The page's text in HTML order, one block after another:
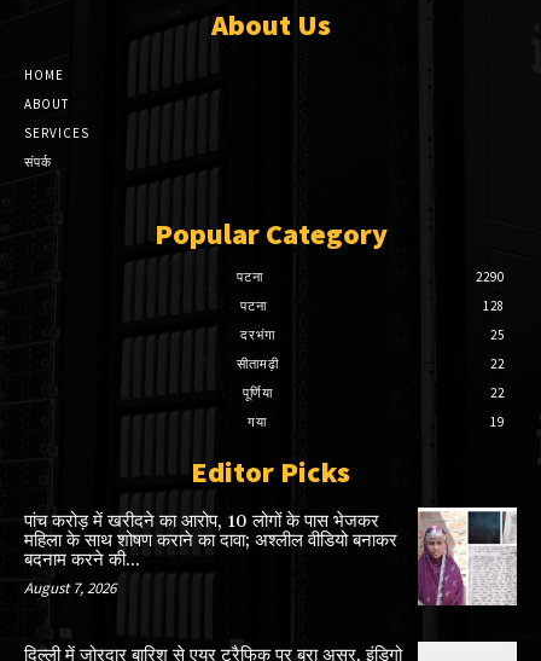
About Us
HOME
ABOUT
SERVICES
संपर्क
Popular Category
पटना
2290
पटना
128
दरभंगा
25
सीतामढ़ी
22
पूर्णिया
22
गया
19
Editor Picks
पांच करोड़ में खरीदने का आरोप, 10 लोगों के पास भेजकर
महिला के साथ शोषण कराने का दावा; अश्लील वीडियो बनाकर
बदनाम करने की...
August 7, 2026
दिल्ली में जोरदार बारिश से एयर ट्रैफिक पर बुरा असर, इंडिगो